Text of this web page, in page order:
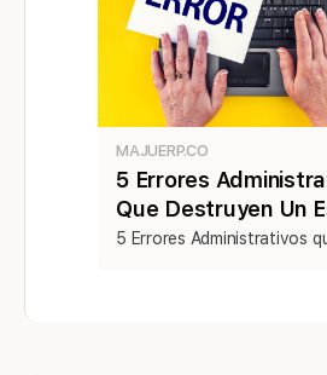
MAJUERP.CO
5 Errores
Que Destruyen Un
Webcam - MaJu